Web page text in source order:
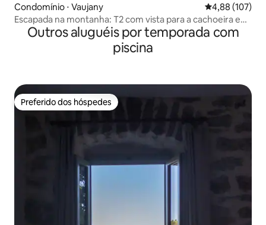
Condomínio ⋅ Vaujany 4,88 de uma
4,88 (107)
Escapada na montanha: T2 com vista para a cachoeira e
piscina
Outros aluguéis por temporada com
piscina
Preferido dos hóspedes
Preferido dos hóspedes